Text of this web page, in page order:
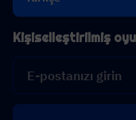
Kişiselleştirilmiş